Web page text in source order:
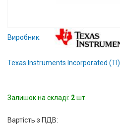
Вхід/
авторизація
Контакти
Виробник:
Texas Instruments Incorporated (TI)
Залишок на складі: 2шт.
Вартість з ПДВ: